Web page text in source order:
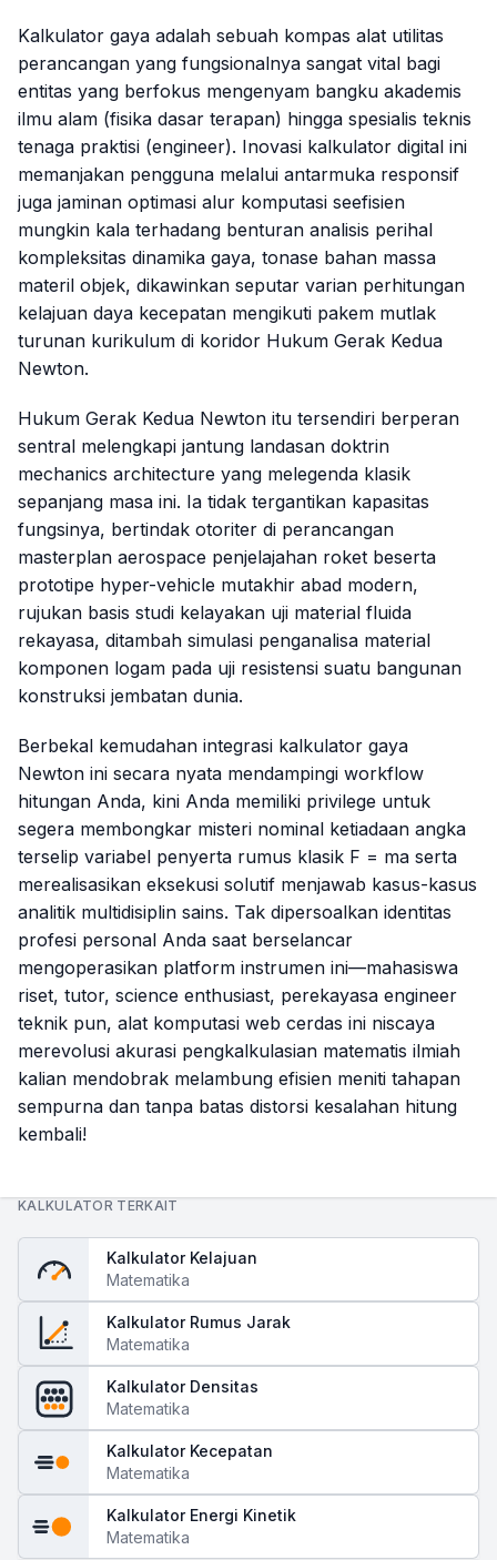
Kalkulator gaya adalah sebuah kompas alat utilitas
perancangan yang fungsionalnya sangat vital bagi
entitas yang berfokus mengenyam bangku akademis
ilmu alam (fisika dasar terapan) hingga spesialis teknis
tenaga praktisi (engineer). Inovasi kalkulator digital ini
memanjakan pengguna melalui antarmuka responsif
juga jaminan optimasi alur komputasi seefisien
mungkin kala terhadang benturan analisis perihal
kompleksitas dinamika gaya, tonase bahan massa
materil objek, dikawinkan seputar varian perhitungan
kelajuan daya kecepatan mengikuti pakem mutlak
turunan kurikulum di koridor Hukum Gerak Kedua
Newton.
Hukum Gerak Kedua Newton itu tersendiri berperan
sentral melengkapi jantung landasan doktrin
mechanics architecture yang melegenda klasik
sepanjang masa ini. Ia tidak tergantikan kapasitas
fungsinya, bertindak otoriter di perancangan
masterplan aerospace penjelajahan roket beserta
prototipe hyper-vehicle mutakhir abad modern,
rujukan basis studi kelayakan uji material fluida
rekayasa, ditambah simulasi penganalisa material
komponen logam pada uji resistensi suatu bangunan
konstruksi jembatan dunia.
Berbekal kemudahan integrasi kalkulator gaya
Newton ini secara nyata mendampingi workflow
hitungan Anda, kini Anda memiliki privilege untuk
segera membongkar misteri nominal ketiadaan angka
terselip variabel penyerta rumus klasik F = ma serta
merealisasikan eksekusi solutif menjawab kasus-kasus
analitik multidisiplin sains. Tak dipersoalkan identitas
profesi personal Anda saat berselancar
mengoperasikan platform instrumen ini—mahasiswa
riset, tutor, science enthusiast, perekayasa engineer
teknik pun, alat komputasi web cerdas ini niscaya
merevolusi akurasi pengkalkulasian matematis ilmiah
kalian mendobrak melambung efisien meniti tahapan
sempurna dan tanpa batas distorsi kesalahan hitung
kembali!
KALKULATOR TERKAIT
Kalkulator Kelajuan
Matematika
Kalkulator Rumus Jarak
Matematika
Kalkulator Densitas
Matematika
Kalkulator Kecepatan
Matematika
Kalkulator Energi Kinetik
Matematika